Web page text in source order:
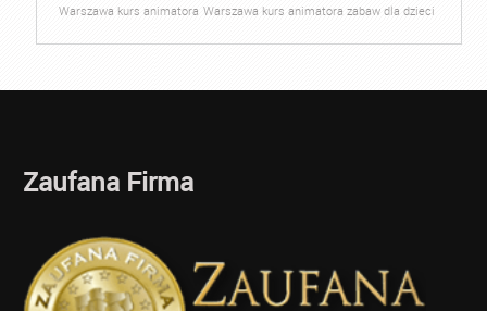
Warszawa kurs animatora Warszawa kurs animatora zabaw dla dzieci
Zaufana Firma